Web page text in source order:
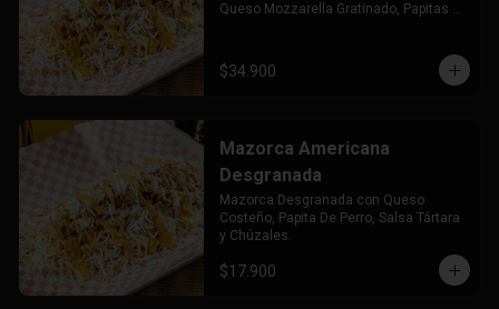
Queso Mozzarella Gratinado, Papitas
$34.900
Mazorca Americana
Desgranada
Mazorca Desgranada con Queso
Costeño, Papita De Perro, Salsa Tártara
y Chúzales.
$17.900